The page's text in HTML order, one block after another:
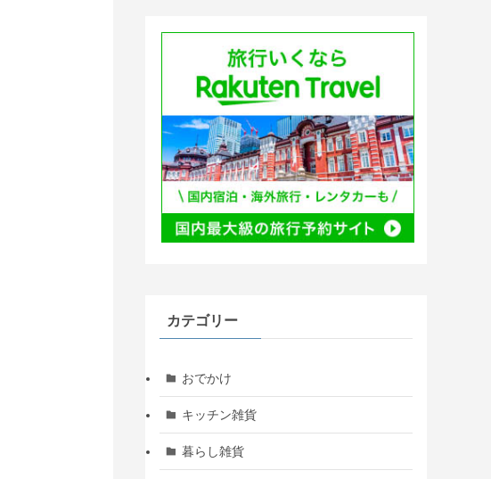
カテゴリー
おでかけ
キッチン雑貨
暮らし雑貨